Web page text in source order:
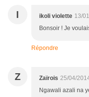
I ikoli violette 13/
Bonsoir ! Je
Répondre
Z Zaïrois 25/04/
Ngawali azali na